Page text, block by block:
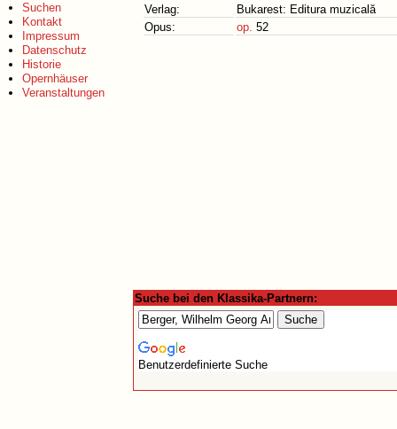
Suchen
Kontakt
Impressum
Datenschutz
Historie
Opernhäuser
Veranstaltungen
Verlag:
Bukarest: Editura muzicală
Opus:
op. 52
Suche bei den Klassika-Partnern:
Benutzerdefinierte Suche